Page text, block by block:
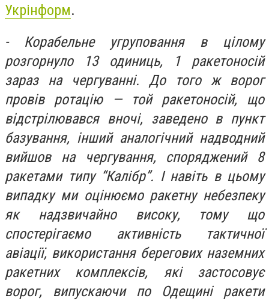
Укрінформ.
- Корабельне угруповання в цілому
розгорнуло 13 одиниць, 1 ракетоносій
зараз на чергуванні. До того ж ворог
провів ротацію — той ракетоносій, що
відстрілювався вночі, заведено в пункт
базування, інший аналогічний надводний
вийшов на чергування, споряджений 8
ракетами типу “Калібр”. І навіть в цьому
випадку ми оцінюємо ракетну небезпеку
як надзвичайно високу, тому що
спостерігаємо активність тактичної
авіації, використання берегових наземних
ракетних комплексів, які застосовує
ворог, випускаючи по Одещині ракети